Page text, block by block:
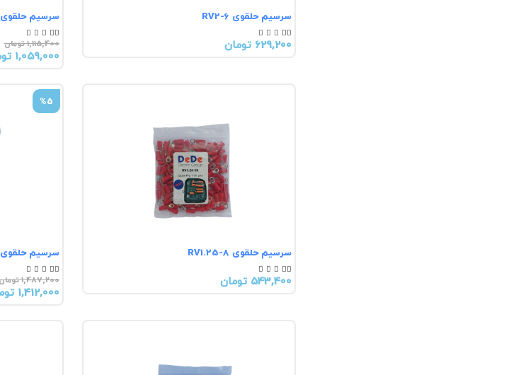
سرسیم حلقوی RV2-6
   
629,200 تومان
سرسیم حلقوی RV5.5-6
   
1,115,400 تومان
1,059,000 تومان
سرسیم حلقوی RV1.25-8
   
543,400 تومان
%5
سرسیم حلقوی RV5.5-8
   
1,487,200 تومان
1,412,000 تومان